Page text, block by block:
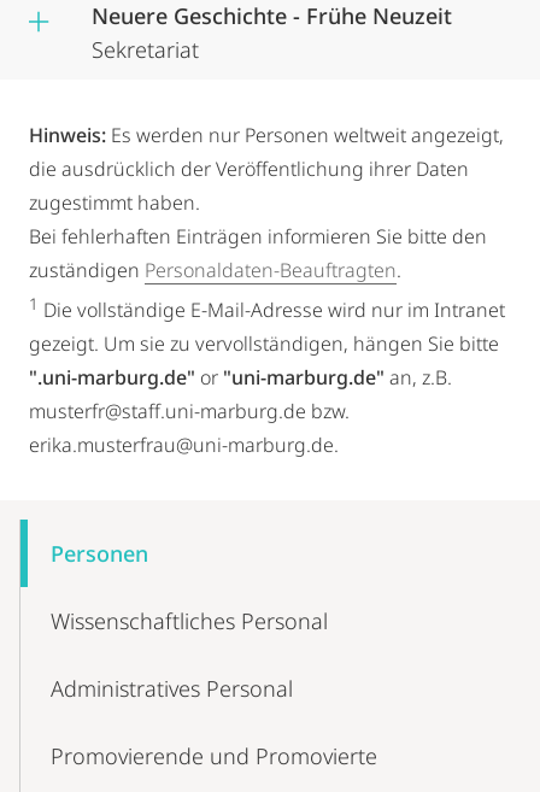
Neuere Geschichte - Frühe Neuzeit
Sekretariat
Hinweis: Es werden nur Personen weltweit angezeigt,
die ausdrücklich der Veröffentlichung ihrer Daten
zugestimmt haben.
Bei fehlerhaften Einträgen informieren Sie bitte den
zuständigen Personaldaten-Beauftragten.
1 Die vollständige E-Mail-Adresse wird nur im Intranet
gezeigt. Um sie zu vervollständigen, hängen Sie bitte
".uni-marburg.de" or "uni-marburg.de" an, z.B.
musterfr@staff.uni-marburg.de bzw.
erika.musterfrau@uni-marburg.de.
NavigationPersonen
Wissenschaft­liches Personal
Administratives Personal
Promovierende und Promovierte